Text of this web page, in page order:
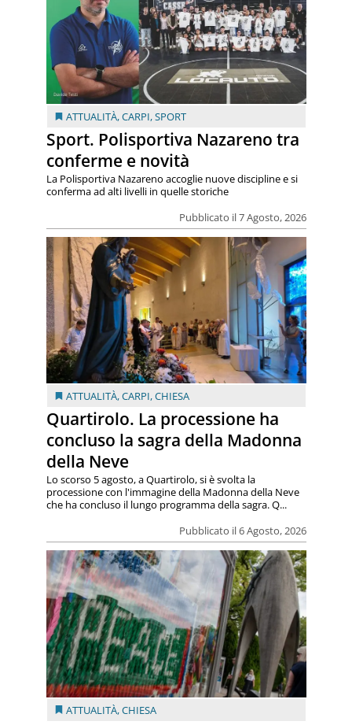
ATTUALITÀ,CARPI,SPORT
Sport. Polisportiva Nazareno tra
conferme e novità
Pubblicato il 7 Agosto, 2026
La Polisportiva Nazareno accoglie nuove discipline e si
conferma ad alti livelli in quelle storiche
ATTUALITÀ,CARPI,CHIESA
Quartirolo. La processione ha
concluso la sagra della Madonna
della Neve
Pubblicato il 6 Agosto, 2026
Lo scorso 5 agosto, a Quartirolo, si è svolta la
processione con l'immagine della Madonna della Neve
che ha concluso il lungo programma della sagra. Q...
ATTUALITÀ,CHIESA